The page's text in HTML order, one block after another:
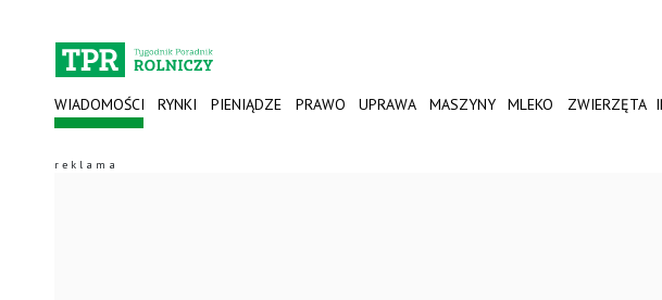
WIADOMOŚCI RYNKI PIENIĄDZE PRAWO UPRAWA MASZYNY MLEKO ZWIERZĘTA